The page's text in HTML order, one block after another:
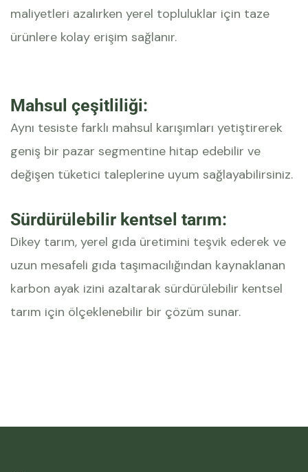
maliyetleri azalırken yerel topluluklar için taze
ürünlere kolay erişim sağlanır.
Mahsul çeşitliliği:
Aynı tesiste farklı mahsul karışımları yetiştirerek
geniş bir pazar segmentine hitap edebilir ve
değişen tüketici taleplerine uyum sağlayabilirsiniz.
Sürdürülebilir kentsel tarım:
Dikey tarım, yerel gıda üretimini teşvik ederek ve
uzun mesafeli gıda taşımacılığından kaynaklanan
karbon ayak izini azaltarak sürdürülebilir kentsel
tarım için ölçeklenebilir bir çözüm sunar.